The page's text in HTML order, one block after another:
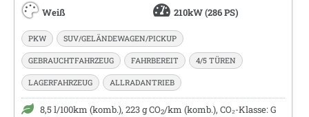
Weiß 210kW (286 PS)
PKW SUV/GELÄNDEWAGEN/PICKUP
GEBRAUCHTFAHRZEUG FAHRBEREIT 4/5 TÜREN
LAGERFAHRZEUG ALLRADANTRIEB
8,5 l/100km (komb.), 223 g CO2/km (komb.), CO₂-Klasse: G